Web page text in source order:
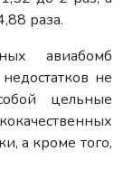
раза.
авиабомб
не
цельные
а кроме того,